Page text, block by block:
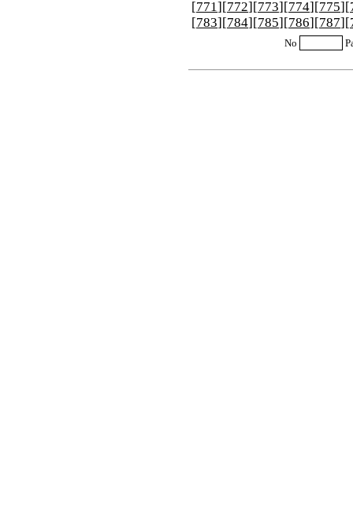
[771][772][773][774][775][
[783][784][785][786][787][
No